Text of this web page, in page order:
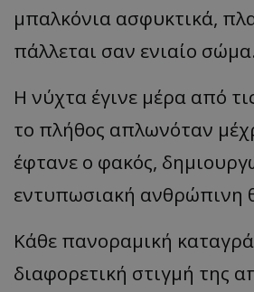
μπαλκόνια ασφυκτικά,
πάλλεται σαν ενιαίο σώμα.
Η νύχτα έγινε μέρα από
το πλήθος απλωνόταν
έφτανε ο φακός,
εντυπωσιακή ανθρώπινη
Κάθε πανοραμική
διαφορετική στιγμή της